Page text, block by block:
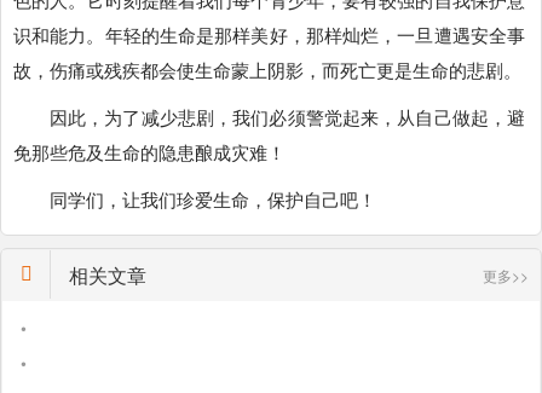
识和能力。年轻的生命是那样美好，那样灿烂，一旦遭遇安全事
故，伤痛或残疾都会使生命蒙上阴影，而死亡更是生命的悲剧。
因此，为了减少悲剧，我们必须警觉起来，从自己做起，避
免那些危及生命的隐患酿成灾难！
同学们，让我们珍爱生命，保护自己吧！
相关文章 更多>>
•
•